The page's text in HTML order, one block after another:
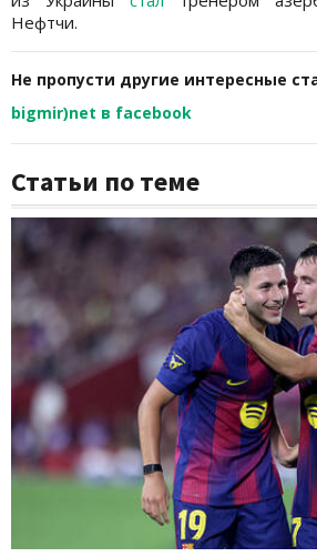
Нефтчи.
Не пропусти другие интересные
bigmir)net в facebook
Статьи по теме